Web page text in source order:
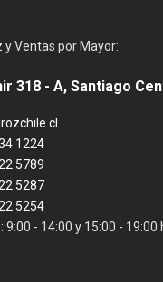
y Ventas por Mayor:
318 - A, Santiago
1224
5789
5287
5254
9:00 - 14:00 y 15:00 - 19:00